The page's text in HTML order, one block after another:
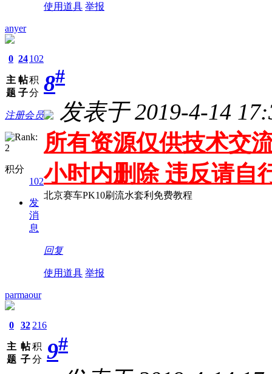
使用道具 举报
anyer
0
主
题
24
帖
子
102
积
分
注册会员
积分
102
发
消
息
8#
发表于 2019-4-14
所有资源仅供技术交
小时内删除 违反请自
北京赛车PK10刷流水套利免费教程
回复
使用道具 举报
parmaour
0
主
题
32
帖
子
216
积
分 9#